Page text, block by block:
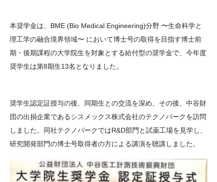
科学教育振興助成・
次世代理系人材育成プ
ログラム助成
サイトマップ 中谷財団アーカイブ
本奨学金は、BME (Bio Medical Engineering)分野 〜生命科学と
理工学の融合境界領域〜 において博士号の取得を目指す博士前
期・後期課程の大学院生を対象とする給付型の奨学金で、今年度
奨学生は第8期生13名となりました。
奨学生認定証授与の後、同期生との交流を深め、その後、中谷財
団の出捐企業であるシスメックス株式会社のテクノパークを訪問
しました。同社テクノパークではR&D部門と試薬工場を見学し、
研究開発部門の博士号取得者の方による講演を聴講しました。